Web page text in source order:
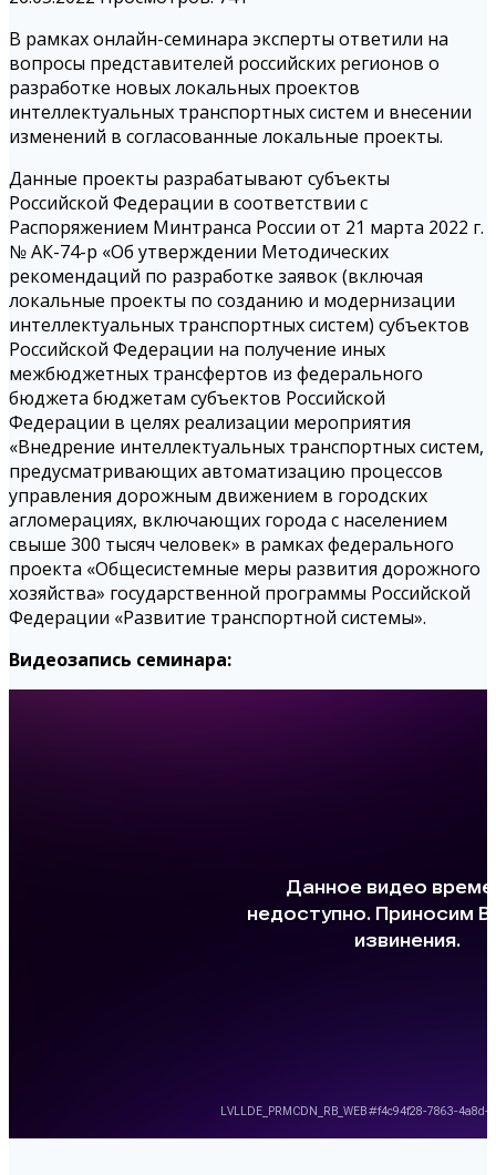
В рамках онлайн-семинара эксперты ответили на
вопросы представителей российских регионов о
разработке новых локальных проектов
интеллектуальных транспортных систем и внесении
изменений в согласованные локальные проекты.
Данные проекты разрабатывают субъекты
Российской Федерации в соответствии с
Распоряжением Минтранса России от 21 марта 2022 г.
№ АК-74-р «Об утверждении Методических
рекомендаций по разработке заявок (включая
локальные проекты по созданию и модернизации
интеллектуальных транспортных систем) субъектов
Российской Федерации на получение иных
межбюджетных трансфертов из федерального
бюджета бюджетам субъектов Российской
Федерации в целях реализации мероприятия
«Внедрение интеллектуальных транспортных систем,
предусматривающих автоматизацию процессов
управления дорожным движением в городских
агломерациях, включающих города с населением
свыше 300 тысяч человек» в рамках федерального
проекта «Общесистемные меры развития дорожного
хозяйства» государственной программы Российской
Федерации «Развитие транспортной системы».
Видеозапись семинара: